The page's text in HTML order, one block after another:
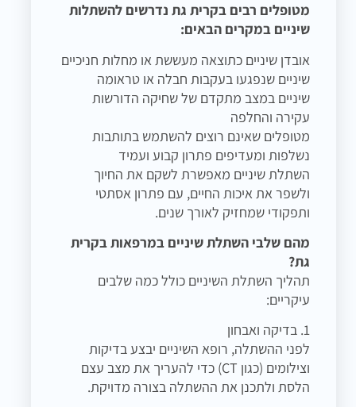
מטופלים רבים בקרית גת נדרשים להשתלות
שיניים במקרים הבאים:
אובדן שיניים כתוצאה מעששת או מחלות חניכיים
שיניים שנפגעו בעקבות חבלה או טראומה
שיניים במצב מתקדם של שחיקה הדורשות
עקירה והחלפה
מטופלים שאינם רוצים להשתמש בתותבות
נשלפות ומעדיפים פתרון קבוע ועמיד
השתלת שיניים מאפשרת לשקם את החיוך
ולשפר את איכות החיים, עם פתרון אסתטי
ותפקודי שמחזיק לאורך שנים.
מהם שלבי השתלת שיניים במרפאות בקרית
גת?
תהליך השתלת השיניים כולל כמה שלבים
עיקריים:
1. בדיקה ואבחון
לפני ההשתלה, רופא השיניים יבצע בדיקות
וצילומים (כגון CT) כדי להעריך את מצב עצם
הלסת ולתכנן את ההשתלה בצורה מדויקת.